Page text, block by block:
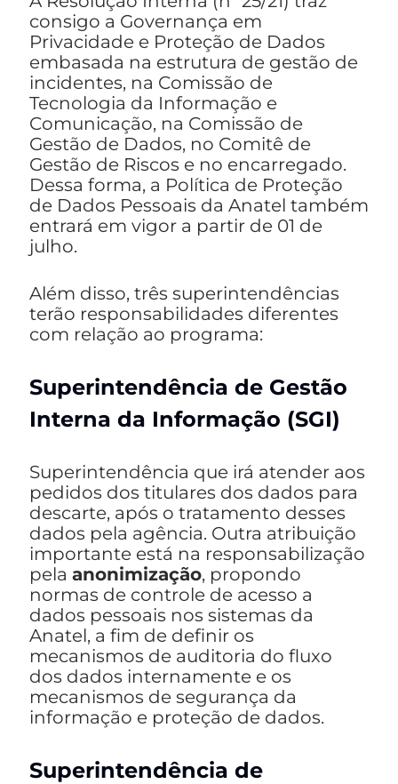
consigo a Governança em
Privacidade e Proteção de Dados
embasada na estrutura de gestão de
incidentes, na Comissão de
Tecnologia da Informação e
Comunicação, na Comissão de
Gestão de Dados, no Comitê de
Gestão de Riscos e no encarregado.
Dessa forma, a Política de Proteção
de Dados Pessoais da Anatel também
entrará em vigor a partir de 01 de
julho.
Além disso, três superintendências
terão responsabilidades diferentes
com relação ao programa:
Superintendência de Gestão
Interna da Informação (SGI)
Superintendência que irá atender aos
pedidos dos titulares dos dados para
descarte, após o tratamento desses
dados pela agência. Outra atribuição
importante está na responsabilização
pela anonimização, propondo
normas de controle de acesso a
dados pessoais nos sistemas da
Anatel, a fim de definir os
mecanismos de auditoria do fluxo
dos dados internamente e os
mecanismos de segurança da
informação e proteção de dados.
Superintendência de